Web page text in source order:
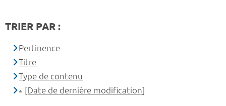
TRIER PAR :
Pertinence
Titre
Type de contenu
[Date de dernière modification]